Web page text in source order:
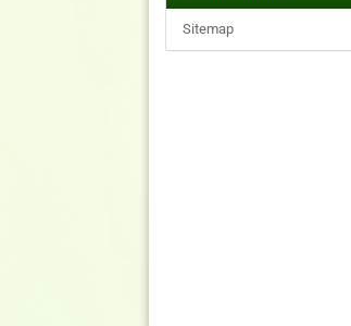
Sitemap